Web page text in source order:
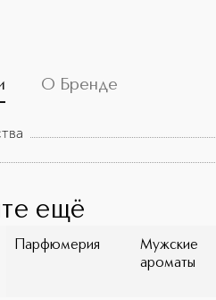
кисти, чтобы изобразить
О Бренде
ещё
Парфюмерия
Мужские
ароматы